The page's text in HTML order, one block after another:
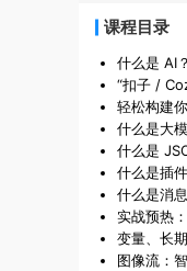
课程目录
什么是 AI
“扣子 /
轻松构建
什么是大
什么是
什么是插
什么是消
实战预热
变量、长
图像流：